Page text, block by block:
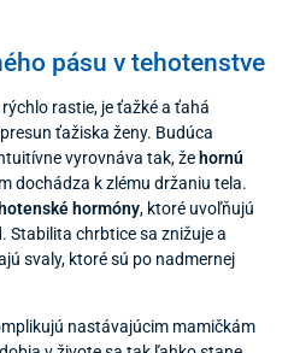
pásu v tehotenstve
rastie, je ťažké a ťahá
ťažiska ženy. Budúca
vyrovnáva tak, že hornú
dochádza k zlému držaniu tela.
hormóny, ktoré uvoľňujú
Stabilita chrbtice sa znižuje a
svaly, ktoré sú po nadmernej
nastávajúcim mamičkám